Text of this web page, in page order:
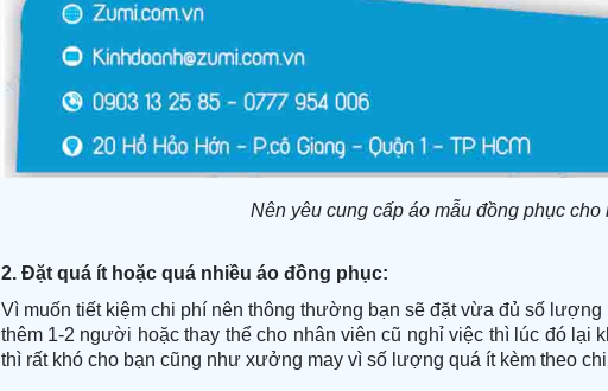
Nên yêu cung cấp áo mẫu đồng phục
2. Đặt quá ít hoặc quá nhiều áo đồng phục:
Vì muốn tiết kiệm chi phí nên thông thường bạn sẽ đặt vừa đủ số
thêm 1-2 người hoặc thay thể cho nhân viên cũ nghỉ việc thì lúc đó lại
thì rất khó cho bạn cũng như xưởng may vì số lượng quá ít kèm theo